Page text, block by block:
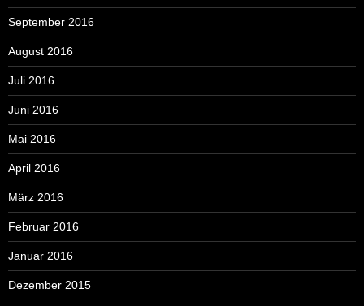
September 2016
August 2016
Juli 2016
Juni 2016
Mai 2016
April 2016
März 2016
Februar 2016
Januar 2016
Dezember 2015